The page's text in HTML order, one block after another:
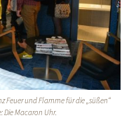
Feuer und Flamme für die „süßen“
Die Macaron Uhr.